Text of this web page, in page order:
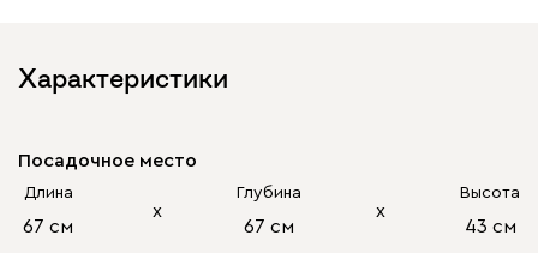
Характеристики
Посадочное место
Длина
67 см
х
Глубина
67 см
х
Высота
43 см